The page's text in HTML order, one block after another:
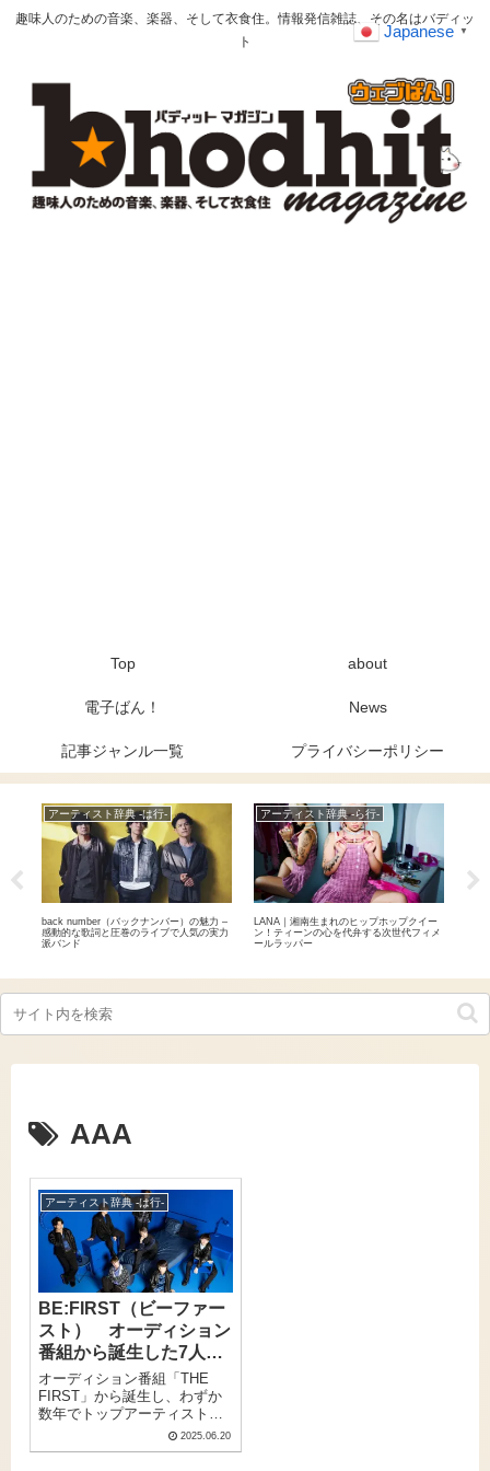
趣味人のための音楽、楽器、そして衣食住。情報発信雑誌、その名はバディッ
ト
Top about
電子ばん！ News
記事ジャンル一覧 プライバシーポリシー
アーティスト辞典 -は行-
back number（バックナンバー）の魅力 –
感動的な歌詞と圧巻のライブで人気の実力
派バンド
アーティスト辞典 -ら行-
LANA｜湘南生まれのヒップホップクイー
ン！ティーンの心を代弁する次世代フィメ
ールラッパー
AAA
アーティスト辞典 -は行-
BE:FIRST（ビーファー
スト） オーディション
番組から誕生した7人
組、楽曲の持ち味とライ
ブで爆発する個性
オーディション番組「THE
FIRST」から誕生し、わずか
数年でトップアーティストの
BE:FIRST（ビーファース
2025.06.20
Japanese ▼